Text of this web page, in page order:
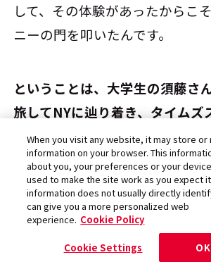
して、その体験があったからこ
ニーの門を叩いたんです。
――ということは、大学生の須藤さ
旅してNYに辿り着き、タイムズ
NY”の看板を見ていなかったら
ーサー・須藤晃は生まれていな
とですか。
おそらくそうだったと思います
ていた放送局も広告代理店も大
When you visit any website, it may store
information on your browser. This
about you, your preferences or your
used to make the site work as you expect
information does not usually directly
can give you a more personalized web
experience. Cookie Policy
Cookie Settings OK